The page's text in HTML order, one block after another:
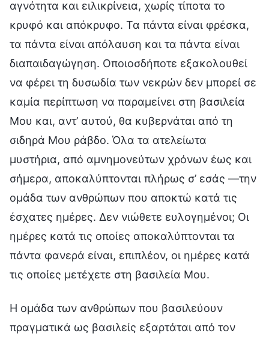
αγνότητα και ειλικρίνεια, χωρίς τίποτα το
κρυφό και απόκρυφο. Τα πάντα είναι φρέσκα,
τα πάντα είναι απόλαυση και τα πάντα είναι
διαπαιδαγώγηση. Οποιοσδήποτε εξακολουθεί
να φέρει τη δυσωδία των νεκρών δεν μπορεί σε
καμία περίπτωση να παραμείνει στη βασιλεία
Μου και, αντ’ αυτού, θα κυβερνάται από τη
σιδηρά Μου ράβδο. Όλα τα ατελείωτα
μυστήρια, από αμνημονεύτων χρόνων έως και
σήμερα, αποκαλύπτονται πλήρως σ’ εσάς —την
ομάδα των ανθρώπων που αποκτώ κατά τις
έσχατες ημέρες. Δεν νιώθετε ευλογημένοι; Οι
ημέρες κατά τις οποίες αποκαλύπτονται τα
πάντα φανερά είναι, επιπλέον, οι ημέρες κατά
τις οποίες μετέχετε στη βασιλεία Μου.
Η ομάδα των ανθρώπων που βασιλεύουν
πραγματικά ως βασιλείς εξαρτάται από τον